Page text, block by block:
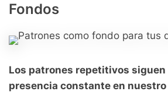
Fondos
Los patrones repetitivos siguen
presencia constante en nuestro